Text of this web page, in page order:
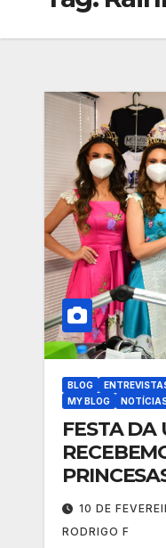
BLOG
MY BLOG
FESTA DA
10 DE
RODRIGO F